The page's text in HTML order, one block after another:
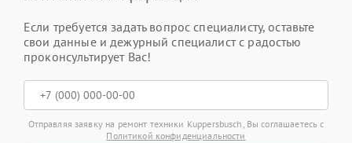
Если требуется задать вопрос специалисту, оставьте
свои данные и дежурный специалист с радостью
проконсультирует Вас!
Отправляя заявку на ремонт техники Kuppersbusch, Вы соглашаетесь с
Политикой конфиденциальности